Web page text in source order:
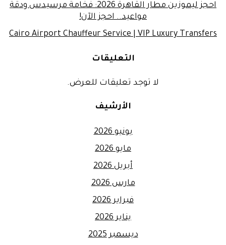
احجز ليموزين مطار القاهرة 2026: فخامة مرسيدس ودقة
مواعيد.. احجز الآن!
Cairo Airport Chauffeur Service | VIP Luxury Transfers
التعليقات
لا توجد تعليقات للعرض.
الأرشيف
يونيو 2026
مايو 2026
أبريل 2026
مارس 2026
فبراير 2026
يناير 2026
ديسمبر 2025